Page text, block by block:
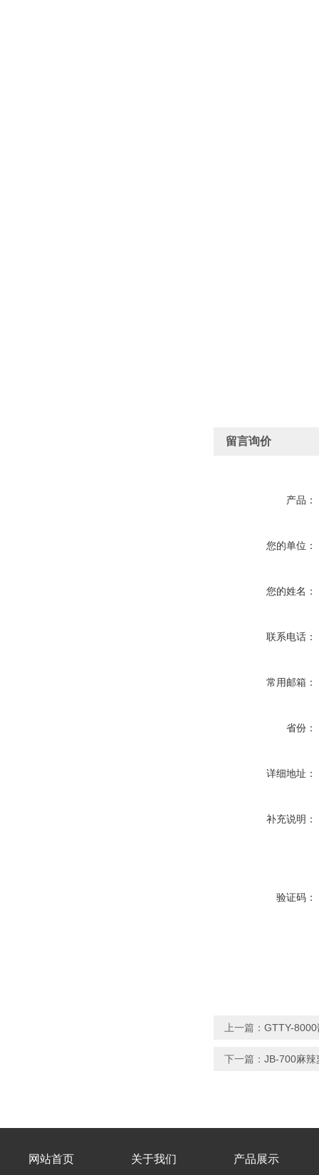
留言询价
产品：
您的单位：
您的姓名：
联系电话：
常用邮箱：
省份：
详细地址：
补充说明：
验证码：
上一篇： GTTY-
下一篇： JB-700麻辣
网站首页 关于我们 产品展示